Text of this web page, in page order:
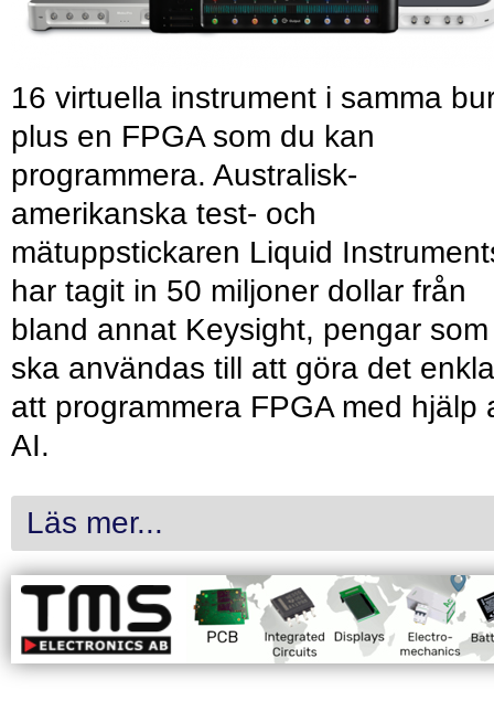
16 virtuella instrument i samma
plus en FPGA som du kan
programmera. Australisk-
amerikanska test- och
mätuppstickaren Liquid
har tagit in 50 miljoner dollar från
bland annat Keysight, pengar som
ska användas till att göra det
att programmera FPGA med hjälp
AI.
Läs mer...